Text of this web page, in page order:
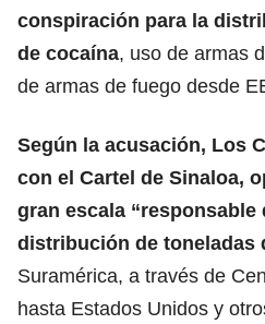
conspiración para la
de cocaína, uso de armas
de armas de fuego desde
Según la acusación, Los
con el Cartel de Sinaloa,
gran escala “responsable
distribución de toneladas
Suramérica, a través de
hasta Estados Unidos y